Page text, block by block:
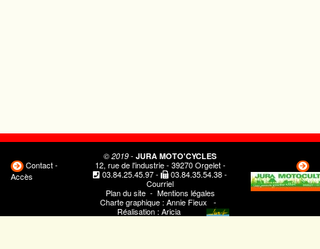
Contact -
Accès
© 2019 - JURA MOTO'CYCLES
12, rue de l'industrie - 39270 Orgelet -
03.84.25.45.97- 03.84.35.54.38-
Courriel
Plan du site- Mentions légales
Charte graphique : Annie Fieux -
Réalisation : Aricia